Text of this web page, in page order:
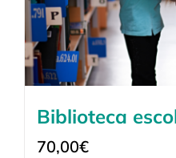
Biblioteca
70,00€